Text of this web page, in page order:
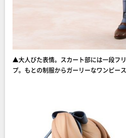
▲大人びた表情。スカート部には一段フ
プ。もとの制服からガーリーなワンピー